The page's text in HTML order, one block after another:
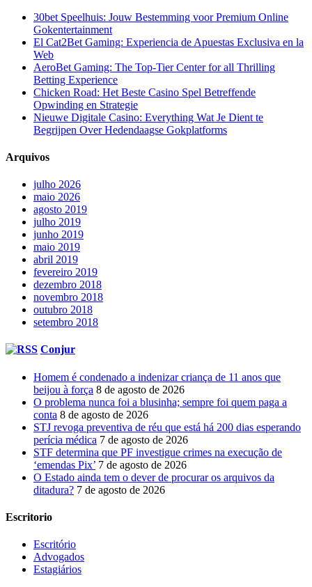
30bet Speelhuis: Jouw Bestemming voor Premium Online
Gokentertainment
El Cat2Bet Gaming: Experiencia de Apuestas Exclusiva en la
Web
AeroBet Gaming: The Top-Tier Center for all Thrilling
Betting Experience
Chicken Road: Het Beste Casino Spel Betreffende
Opwinding en Strategie
Nieuwe Digitale Casino: Everything Wat Je Dient te
Begrijpen Over Hedendaagse Gokplatforms
Arquivos
julho 2026
maio 2026
agosto 2019
julho 2019
junho 2019
maio 2019
abril 2019
fevereiro 2019
dezembro 2018
novembro 2018
outubro 2018
setembro 2018
Conjur
Homem é condenado a indenizar criança de 11 anos que
beijou à força 8 de agosto de 2026
O problema nunca foi a blusinha; sempre foi quem paga a
conta 8 de agosto de 2026
STJ revoga preventiva de réu que está há 200 dias esperando
perícia médica 7 de agosto de 2026
STF determina que PF investigue crimes na execução de
‘emendas Pix’ 7 de agosto de 2026
O Estado ainda tem o dever de procurar os arquivos da
ditadura? 7 de agosto de 2026
Escritorio
Escritório
Advogados
Estagiários